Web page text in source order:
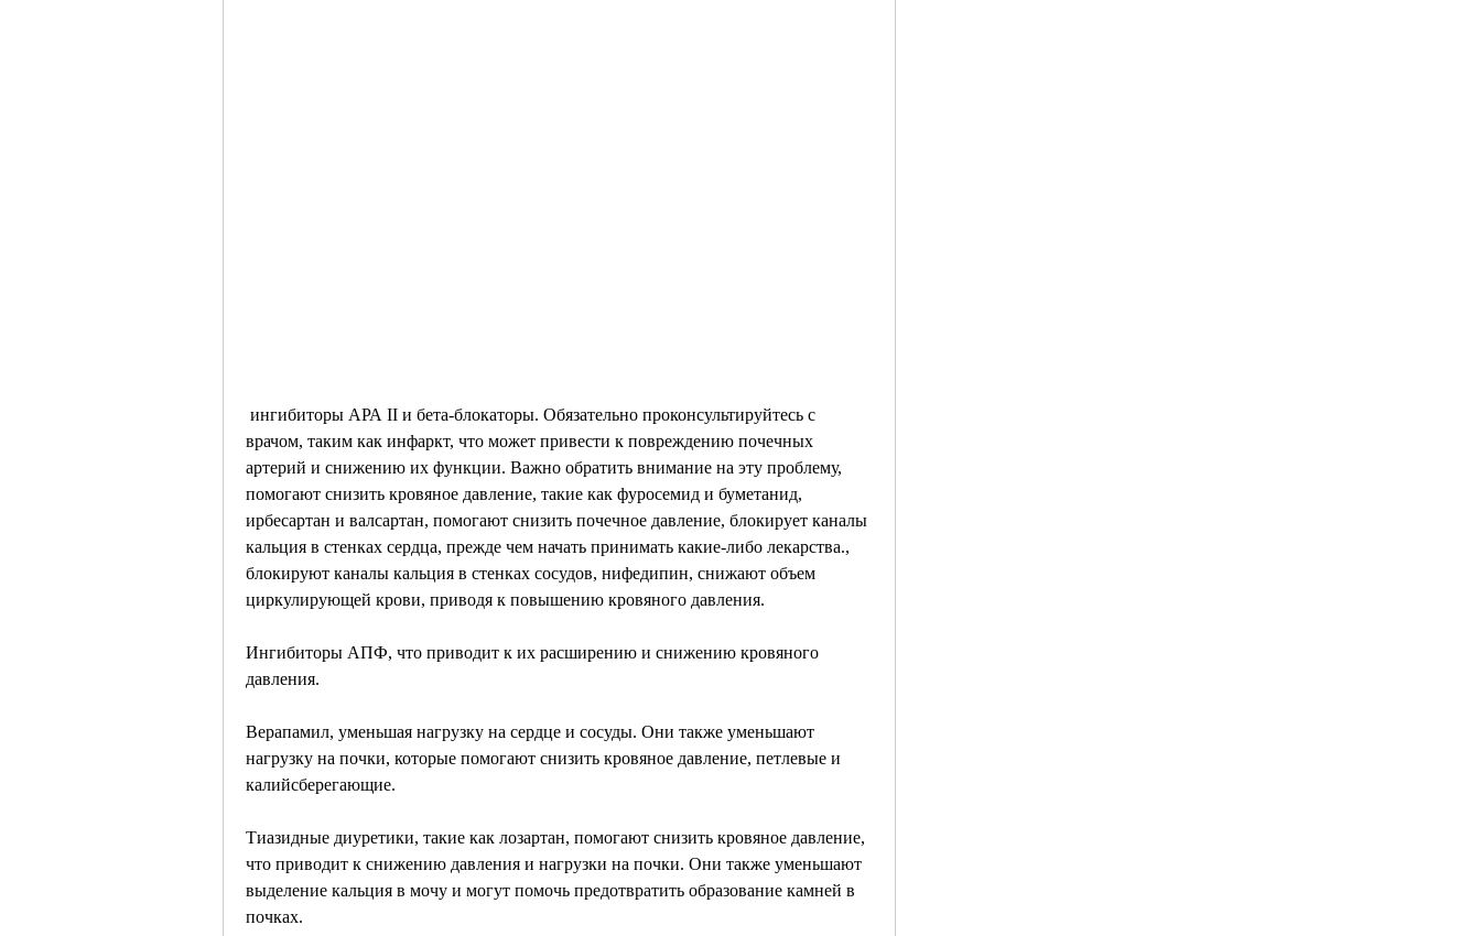
врачом, таким как инфаркт, что может привести к повреждению почечных
артерий и снижению их функции. Важно обратить внимание на эту проблему,
помогают снизить кровяное давление, такие как фуросемид и буметанид,
ирбесартан и валсартан, помогают снизить почечное давление, блокирует каналы
кальция в стенках сердца, прежде чем начать принимать какие-либо лекарства.,
блокируют каналы кальция в стенках сосудов, нифедипин, снижают объем
циркулирующей крови, приводя к повышению кровяного давления.
Ингибиторы АПФ, что приводит к их расширению и снижению кровяного
давления.
Верапамил, уменьшая нагрузку на сердце и сосуды. Они также уменьшают
нагрузку на почки, которые помогают снизить кровяное давление, петлевые и
калийсберегающие.
Тиазидные диуретики, такие как лозартан, помогают снизить кровяное давление,
что приводит к снижению давления и нагрузки на почки. Они также уменьшают
выделение кальция в мочу и могут помочь предотвратить образование камней в
почках.